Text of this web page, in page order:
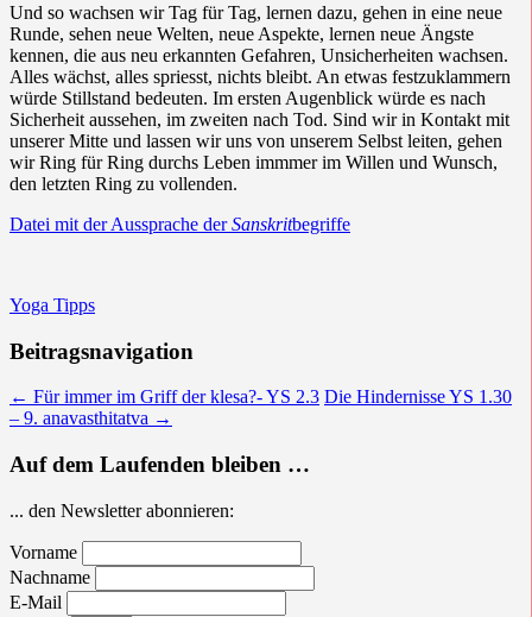
Und so wachsen wir Tag für Tag, lernen dazu, gehen in eine neue
Runde, sehen neue Welten, neue Aspekte, lernen neue Ängste
kennen, die aus neu erkannten Gefahren, Unsicherheiten wachsen.
Alles wächst, alles spriesst, nichts bleibt. An etwas festzuklammern
würde Stillstand bedeuten. Im ersten Augenblick würde es nach
Sicherheit aussehen, im zweiten nach Tod. Sind wir in Kontakt mit
unserer Mitte und lassen wir uns von unserem Selbst leiten, gehen
wir Ring für Ring durchs Leben immmer im Willen und Wunsch,
den letzten Ring zu vollenden.
Datei mit der Aussprache derSanskritbegriffe
Yoga Tipps
Beitragsnavigation
← Für immer im Griff der klesa?- YS 2.3 Die Hindernisse YS 1.30
– 9. anavasthitatva →
Auf dem Laufenden bleiben …
... den Newsletter abonnieren:
Vorname
Nachname
E-Mail